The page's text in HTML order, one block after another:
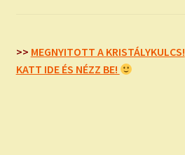
ISMERJ MEG!
>> MEGNYITOTT A KRISTÁLYKULCS!
KATT IDE ÉS NÉZZ BE!